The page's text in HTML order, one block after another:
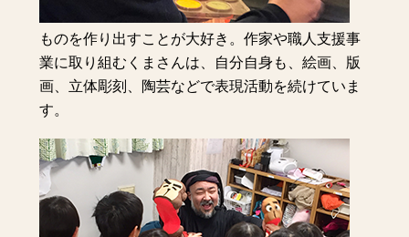
ものを作り出すことが大好き。作家や職人支援事
業に取り組むくまさんは、自分自身も、絵画、版
画、立体彫刻、陶芸などで表現活動を続けていま
す。